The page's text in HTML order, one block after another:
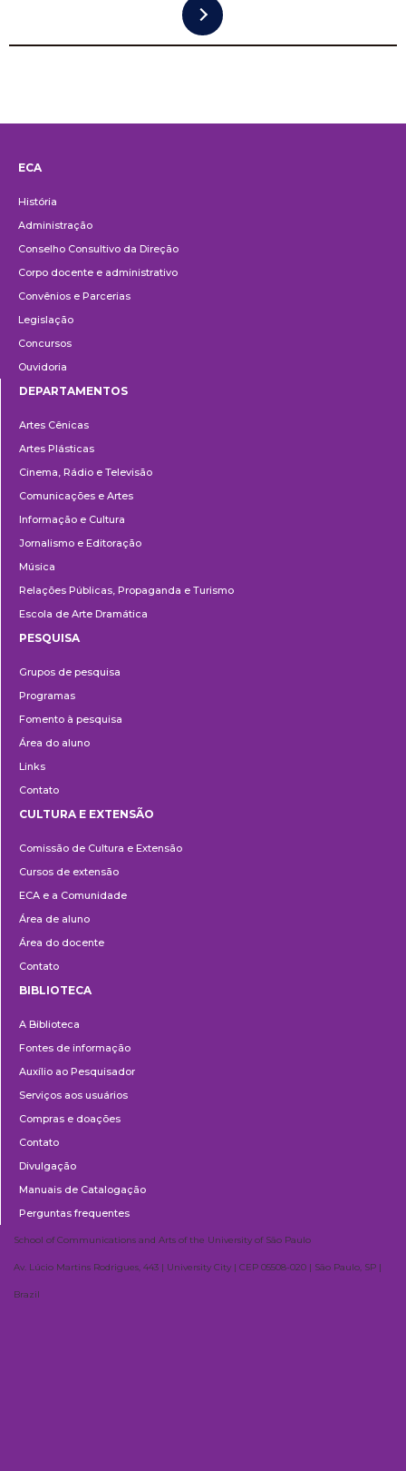
ECA
História
Administração
Conselho Consultivo da Direção
Corpo docente e administrativo
Convênios e Parcerias
Legislação
Concursos
Ouvidoria
DEPARTAMENTOS
Artes Cênicas
Artes Plásticas
Cinema, Rádio e Televisão
Comunicações e Artes
Informação e Cultura
Jornalismo e Editoração
Música
Relações Públicas, Propaganda e Turismo
Escola de Arte Dramática
PESQUISA
Grupos de pesquisa
Programas
Fomento à pesquisa
Área do aluno
Links
Contato
e
Extensão
CULTURA E EXTENSÃO
Comissão de Cultura e Extensão
Cursos de extensão
ECA e a Comunidade
Área de aluno
Área do docente
Contato
BIBLIOTECA
A Biblioteca
Fontes de informação
Auxílio ao Pesquisador
Serviços aos usuários
Compras e doações
Contato
Divulgação
Manuais de Catalogação
Perguntas frequentes
School of Communications and Arts of the University of São Paulo
Av. Lúcio Martins Rodrigues, 443 | University City | CEP 05508-020 | São Paulo, SP |
Brazil